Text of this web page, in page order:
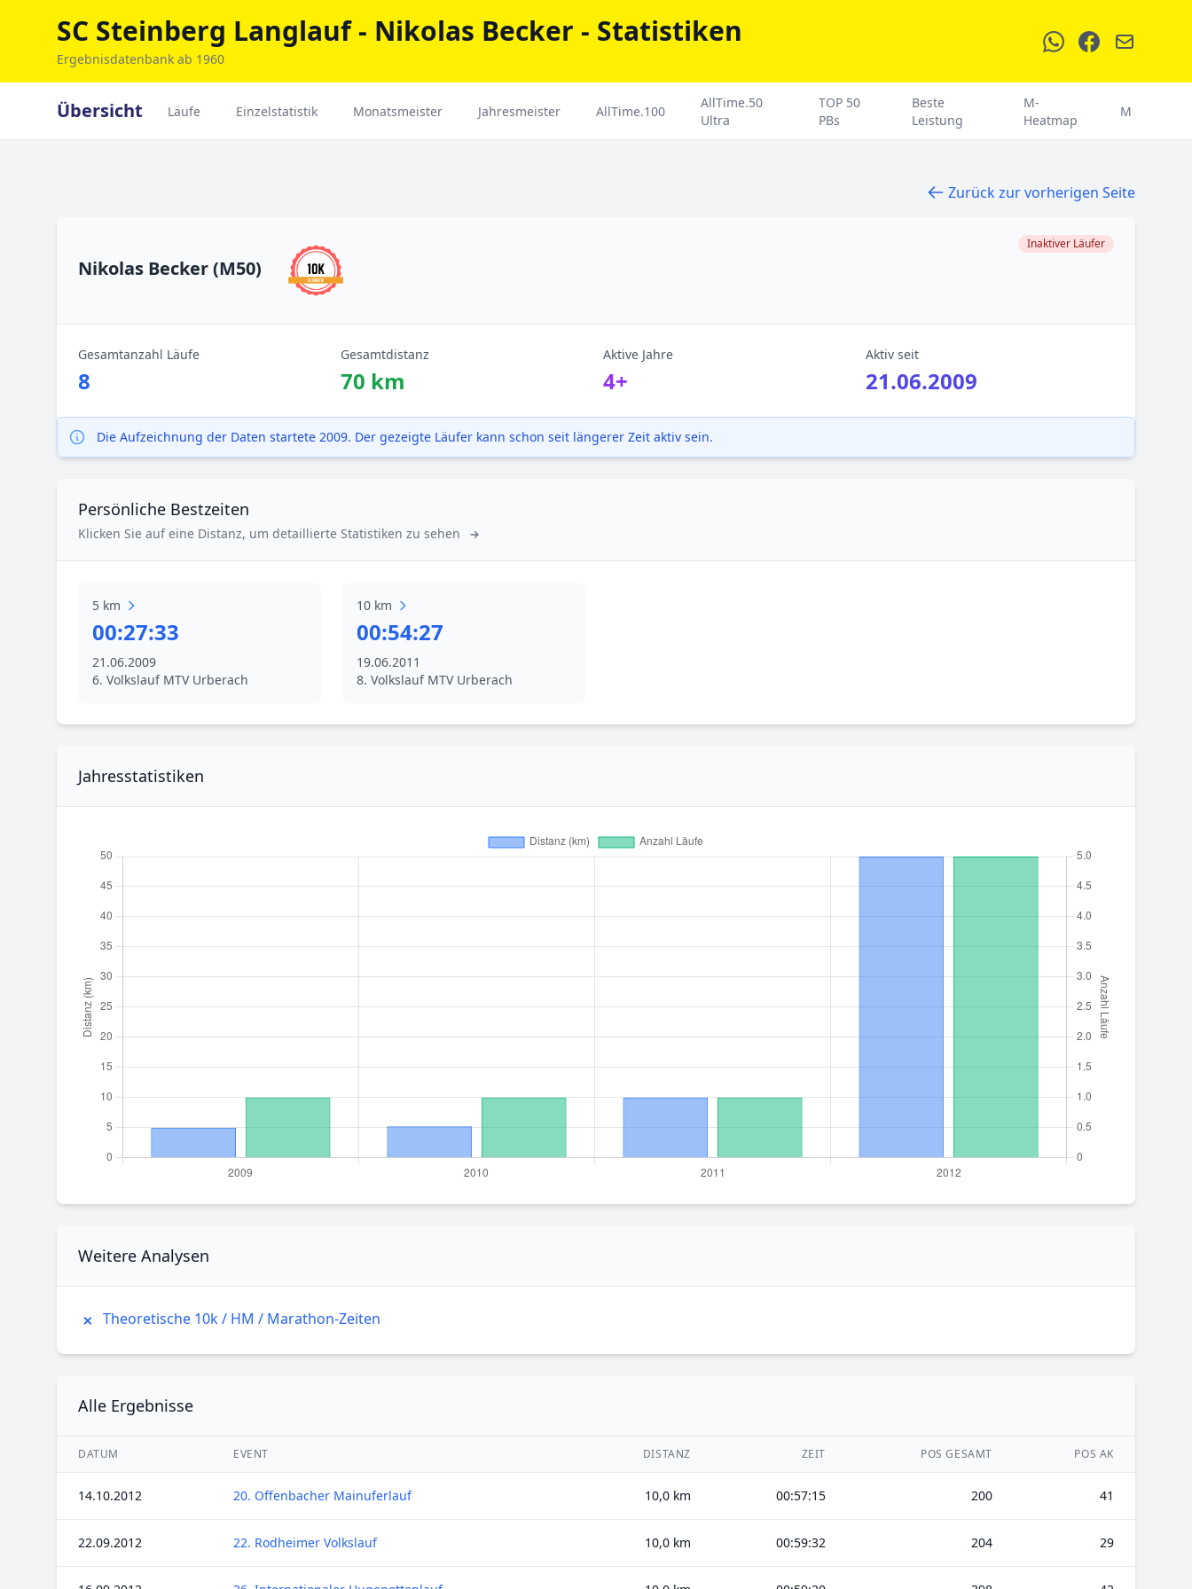
SC Steinberg Langlauf - Nikolas Becker - Statistiken
Ergebnisdatenbank ab 1960
Übersicht Läufe Einzelstatistik Monatsmeister Jahresmeister AllTime.100
AllTime.50
Ultra
TOP 50
PBs
Beste
Leistung
M-
Heatmap
M
Zurück zur vorherigen Seite
Nikolas Becker (M50)
Inaktiver Läufer
Gesamtanzahl Läufe
8
Gesamtdistanz
70 km
Aktive Jahre
4+
Aktiv seit
21.06.2009
Die Aufzeichnung der Daten startete 2009. Der gezeigte Läufer kann schon seit längerer Zeit aktiv sein.
Persönliche Bestzeiten
Klicken Sie auf eine Distanz, um detaillierte Statistiken zu sehen
5 km
00:27:33
21.06.2009
6. Volkslauf MTV Urberach
10 km
00:54:27
19.06.2011
8. Volkslauf MTV Urberach
Jahresstatistiken
Weitere Analysen
Theoretische 10k / HM / Marathon-Zeiten
Alle Ergebnisse
DATUM EVENT DISTANZ ZEIT POS GESAMT POS AK
14.10.2012 20. Offenbacher Mainuferlauf 10,0 km 00:57:15 200 41
22.09.2012 22. Rodheimer Volkslauf 10,0 km 00:59:32 204 29